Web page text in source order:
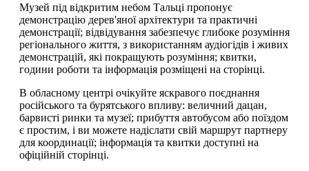
Музей під відкритим небом Тальці пропонує
демонстрацію дерев'яної архітектури та практичні
демонстрації; відвідування забезпечує глибоке розуміння
регіонального життя, з використанням аудіогідів і живих
демонстрацій, які покращують розуміння; квитки,
години роботи та інформація розміщені на сторінці.
В обласному центрі очікуйте яскравого поєднання
російського та бурятського впливу: величний дацан,
барвисті ринки та музеї; прибуття автобусом або поїздом
є простим, і ви можете надіслати свій маршрут партнеру
для координації; інформація та квитки доступні на
офіційній сторінці.